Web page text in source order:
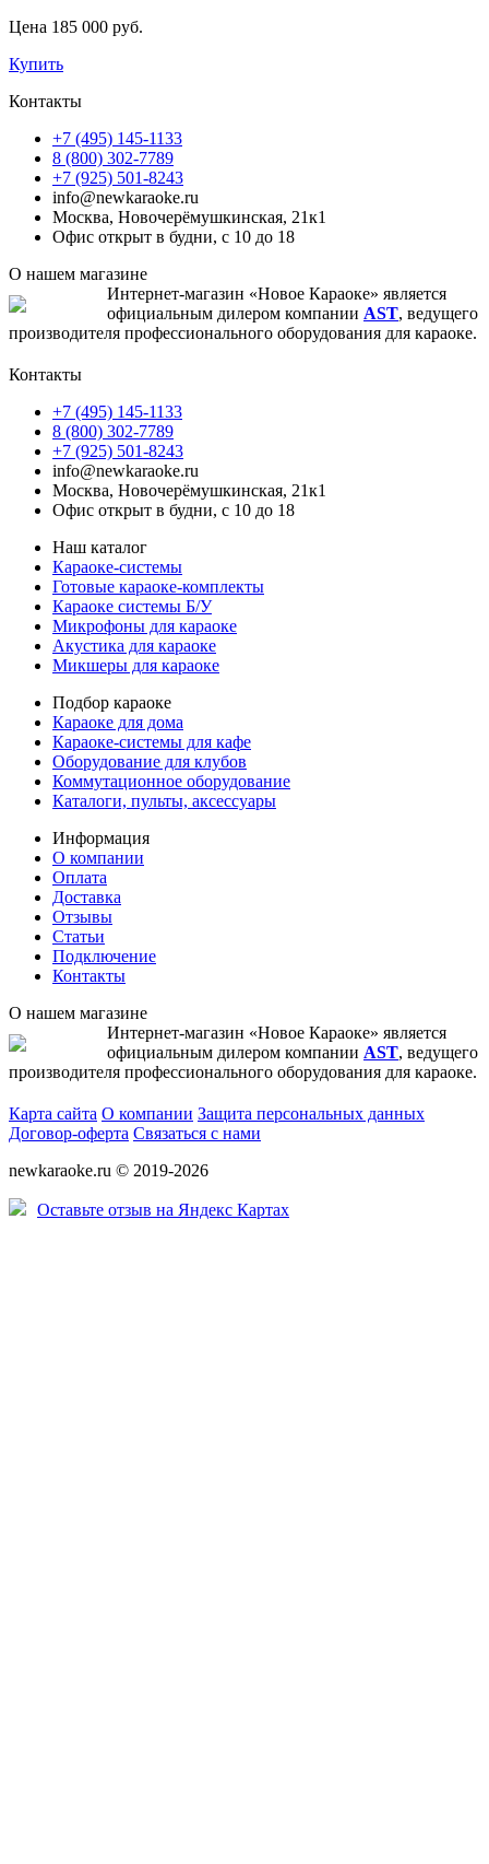
Цена 185 000 руб.
Купить
Контакты
+7 (495) 145-1133
8 (800) 302-7789
+7 (925) 501-8243
info@newkaraoke.ru
Москва, Новочерёмушкинская, 21к1
Офис открыт в будни, с 10 до 18
О нашем магазине
Интернет-магазин «Новое Караоке» является
официальным дилером компании AST, ведущего
производителя профессионального оборудования для караоке.
Контакты
+7 (495) 145-1133
8 (800) 302-7789
+7 (925) 501-8243
info@newkaraoke.ru
Москва, Новочерёмушкинская, 21к1
Офис открыт в будни, с 10 до 18
Наш каталог
Караоке-системы
Готовые караоке-комплекты
Караоке системы Б/У
Микрофоны для караоке
Акустика для караоке
Микшеры для караоке
Подбор караоке
Караоке для дома
Караоке-системы для кафе
Оборудование для клубов
Коммутационное оборудование
Каталоги, пульты, аксессуары
Информация
О компании
Оплата
Доставка
Отзывы
Статьи
Подключение
Контакты
О нашем магазине
Интернет-магазин «Новое Караоке» является
официальным дилером компании AST, ведущего
производителя профессионального оборудования для караоке.
Карта сайта О компании Защита персональных данных
Договор-оферта Связаться с нами
newkaraoke.ru © 2019-2026
Оставьте отзыв на Яндекс Картах